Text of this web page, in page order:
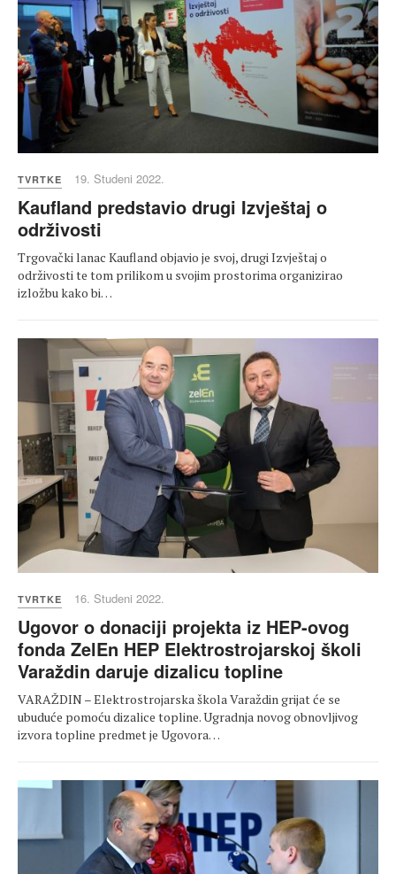
TVRTKE 19. Studeni 2022.
Kaufland predstavio drugi Izvještaj o
održivosti
Trgovački lanac Kaufland objavio je svoj, drugi Izvještaj o
održivosti te tom prilikom u svojim prostorima organizirao
izložbu kako bi…
TVRTKE 16. Studeni 2022.
Ugovor o donaciji projekta iz HEP-ovog
fonda ZelEn HEP Elektrostrojarskoj školi
Varaždin daruje dizalicu topline
VARAŽDIN – Elektrostrojarska škola Varaždin grijat će se
ubuduće pomoću dizalice topline. Ugradnja novog obnovljivog
izvora topline predmet je Ugovora…